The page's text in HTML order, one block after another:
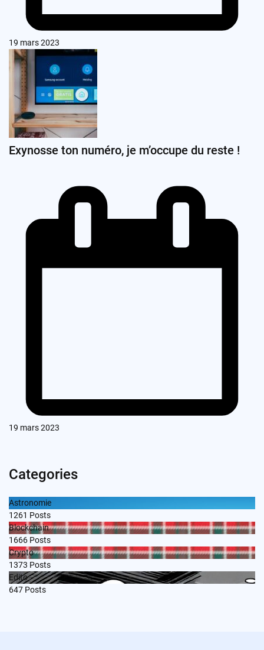
19 mars 2023
Exynosse ton numéro, je m’occupe du reste !
19 mars 2023
Categories
Astronomie
1261 Posts
Blockchain
1666 Posts
Crypto
1373 Posts
Edito
647 Posts